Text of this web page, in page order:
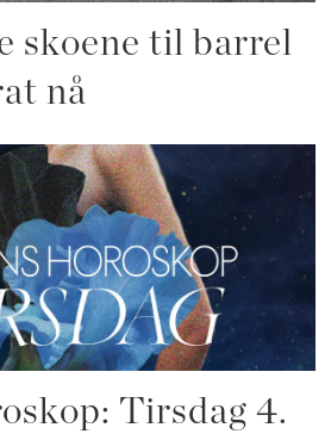
skoene til barrel
nå
Tirsdag 4.